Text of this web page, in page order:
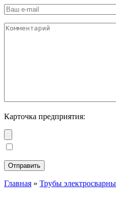
Карточка предприятия:
Главная » Трубы